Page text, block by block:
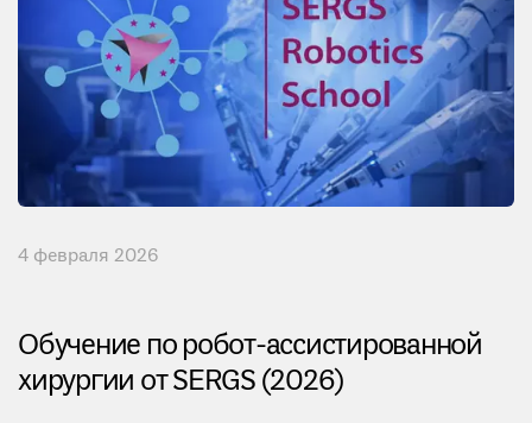
4 февраля 2026
Обучение по робот-ассистированной
хирургии от SERGS (2026)